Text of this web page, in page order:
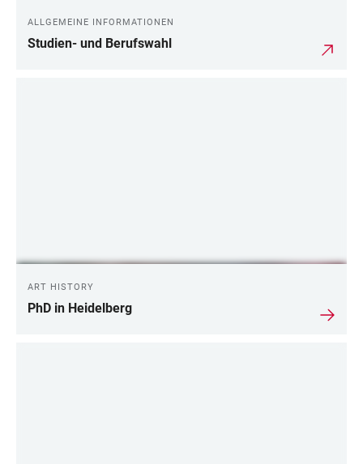
ALLGEMEINE INFORMATIONEN
Studien- und Berufswahl
ART HISTORY
PhD in Heidelberg